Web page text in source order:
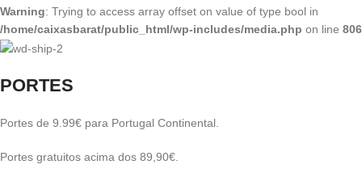
Warning: Trying to access array offset on value of type bool in
/home/caixasbarat/public_html/wp-includes/media.php on line 806
PORTES
Portes de 9.99€ para Portugal Continental.
Portes gratuitos acima dos 89,90€.